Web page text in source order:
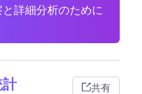
詳細分析のために
共有